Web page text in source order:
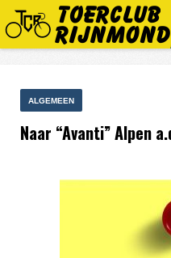
ALGEMEEN
Naar “Avanti” Alpen